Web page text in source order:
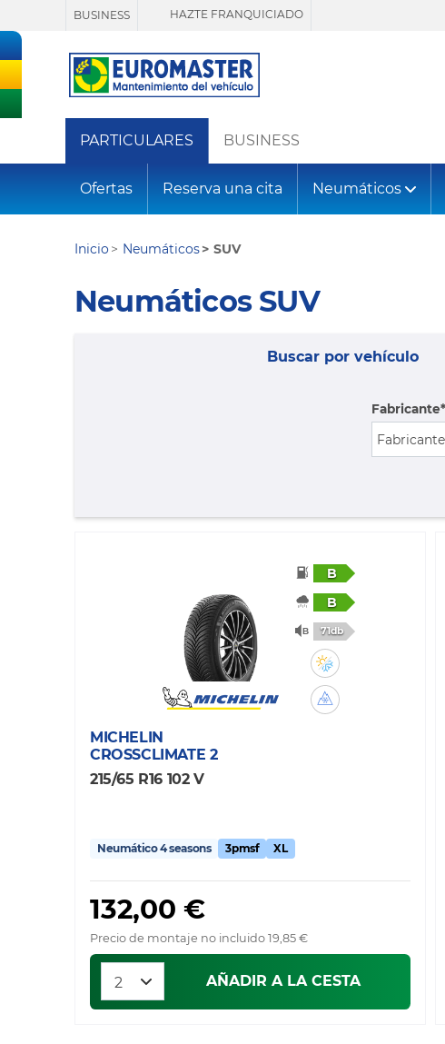
BUSINESS HAZTE FRANQUICIADO
PARTICULARES BUSINESS
Ofertas Reserva una cita Neumáticos
Inicio Neumáticos SUV
Neumáticos SUV
Buscar por vehículo
Fabricante
B
B
71db
MICHELIN
CROSSCLIMATE 2
215/65 R16 102 V
Neumático 4 seasons 3pmsf XL
132,00 €
Precio de montaje no incluido 19,85 €
AÑADIR A LA CESTA